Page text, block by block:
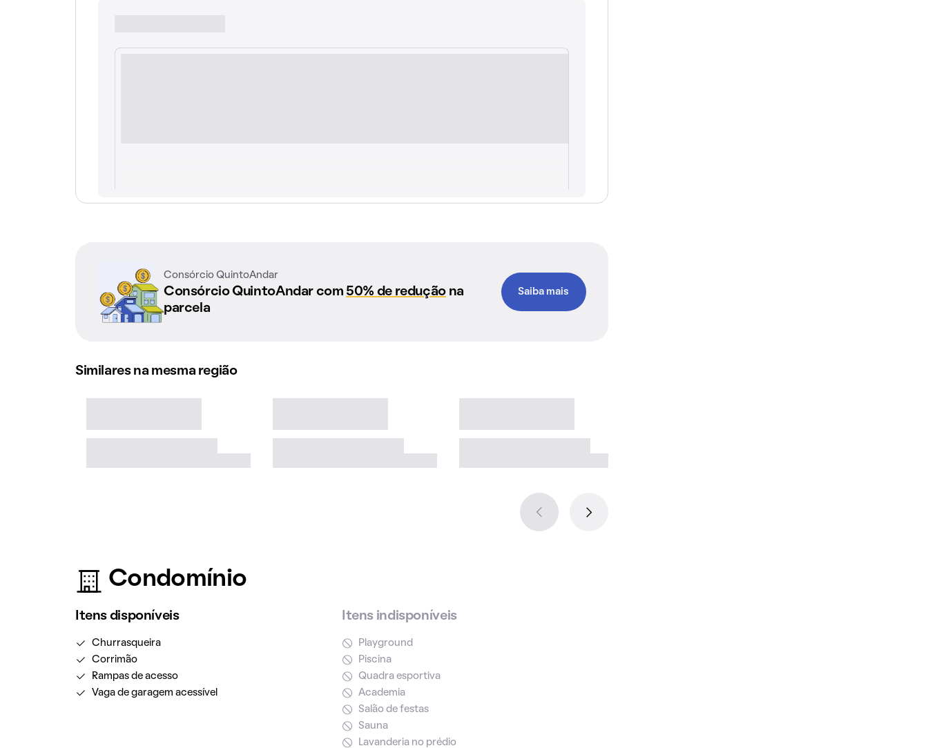
Consórcio QuintoAndar
Consórcio QuintoAndar com 50% de reduçãona
parcela
Saiba mais
Similares na mesma região
Condomínio
Itens disponíveis
Churrasqueira
Corrimão
Rampas de acesso
Vaga de garagem acessível
Itens indisponíveis
Playground
Piscina
Quadra esportiva
Academia
Salão de festas
Sauna
Lavanderia no prédio